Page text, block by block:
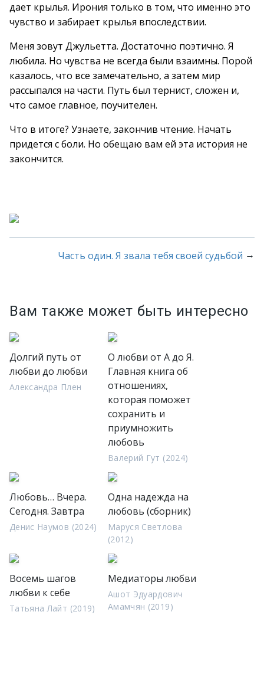
дает крылья. Ирония только в том, что именно это
чувство и забирает крылья впоследствии.
Меня зовут Джульетта. Достаточно поэтично. Я
любила. Но чувства не всегда были взаимны. Порой
казалось, что все замечательно, а затем мир
рассыпался на части. Путь был тернист, сложен и,
что самое главное, поучителен.
Что в итоге? Узнаете, закончив чтение. Начать
придется с боли. Но обещаю вам ей эта история не
закончится.
Часть один. Я звала тебя своей судьбой →
Вам также может быть интересно
Долгий путь от
любви до любви
Александра Плен
О любви от А до Я.
Главная книга об
отношениях,
которая поможет
сохранить и
приумножить
любовь
Валерий Гут (2024)
Любовь… Вчера.
Сегодня. Завтра
Денис Наумов (2024)
Одна надежда на
любовь (сборник)
Маруся Светлова
(2012)
Восемь шагов
любви к себе
Татьяна Лайт (2019)
Медиаторы любви
Ашот Эдуардович
Амамчян (2019)